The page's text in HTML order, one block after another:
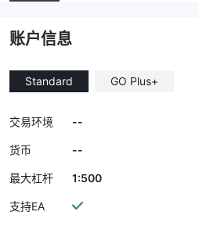
账户信息
Standard GO Plus+
交易环境 --
货币 --
最大杠杆 1:500
支持EA